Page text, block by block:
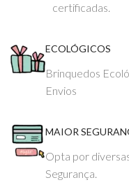
certificadas.
ECOLÓGICOS
Brinquedos
Envios
MAIOR
Opta por
Segurança.